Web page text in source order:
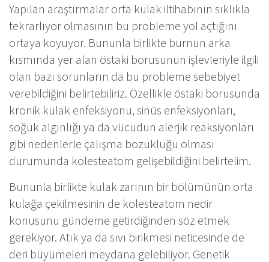
Yapılan araştırmalar orta kulak iltihabının sıklıkla
tekrarlıyor olmasının bu probleme yol açtığını
ortaya koyuyor. Bununla birlikte burnun arka
kısmında yer alan östaki borusunun işlevleriyle ilgili
olan bazı sorunların da bu probleme sebebiyet
verebildiğini belirtebiliriz. Özellikle östaki borusunda
kronik kulak enfeksiyonu, sinüs enfeksiyonları,
soğuk algınlığı ya da vücudun alerjik reaksiyonları
gibi nedenlerle çalışma bozukluğu olması
durumunda kolesteatom gelişebildiğini belirtelim.
Bununla birlikte kulak zarının bir bölümünün orta
kulağa çekilmesinin de kolesteatom nedir
konusunu gündeme getirdiğinden söz etmek
gerekiyor. Atık ya da sıvı birikmesi neticesinde de
deri büyümeleri meydana gelebiliyor. Genetik